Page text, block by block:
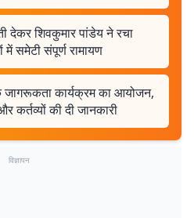
देकर शिवकुमार पांडेय ने रचा
में समेटी संपूर्ण रामायण
कार्यक्रम का आयोजन,
कर्तव्यों की दी जानकारी
विज्ञापन